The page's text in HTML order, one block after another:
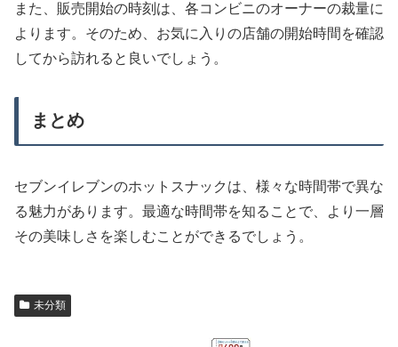
また、販売開始の時刻は、各コンビニのオーナーの裁量に
よります。そのため、お気に入りの店舗の開始時間を確認
してから訪れると良いでしょう。
まとめ
セブンイレブンのホットスナックは、様々な時間帯で異な
る魅力があります。最適な時間帯を知ることで、より一層
その美味しさを楽しむことができるでしょう。
未分類